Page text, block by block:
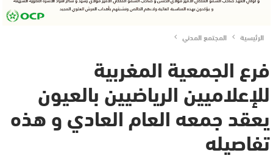
الرئيسية المجتمع المدني
فرع الجمعية المغربية
للإعلاميين الرياضيين بالعيون
يعقد جمعه العام العادي و هذه
تفاصيله